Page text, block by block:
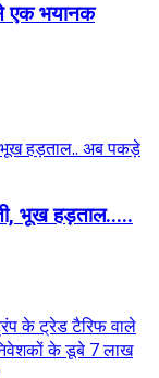
एक भयानक
भूख हड़ताल.....